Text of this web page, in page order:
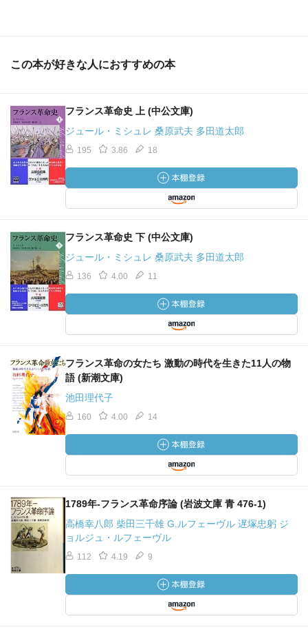
この本が好きな人におすすめの本
フランス革命史 上 (中公文庫)
ジュール・ミシュレ 桑原武夫 多田道太郎
195 3.86 18
フランス革命史 下 (中公文庫)
ジュール・ミシュレ 桑原武夫 多田道太郎
136 4.00 11
フランス革命の女たち 激動の時代を生きた11人の物
語 (新潮文庫)
池田理代子
160 4.00 14
1789年-フランス革命序論 (岩波文庫 青 476-1)
高橋幸八郎 柴田三千雄 G.ルフェーヴル 遅塚忠躬 ジ
ョルジュ・ルフェーヴル
112 4.19 9